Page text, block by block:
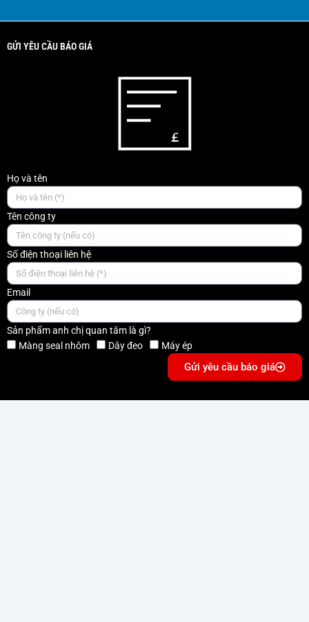
GỬI YÊU CẦU BÁO GIÁ
Họ và tên
Tên công ty
Số điện thoại liên hệ
Email
Sản phẩm anh chị quan tâm là gì?
Màng seal nhôm
Dây đeo Máy ép
Gửi yêu cầu báo giá